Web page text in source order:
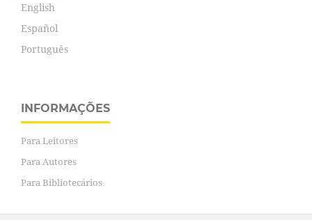
English
Español
Português
INFORMAÇÕES
Para Leitores
Para Autores
Para Bibliotecários